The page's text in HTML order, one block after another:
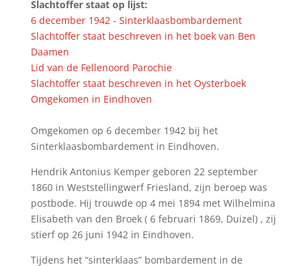
Slachtoffer staat op lijst:
6 december 1942 - Sinterklaasbombardement
Slachtoffer staat beschreven in het boek van Ben
Daamen
Lid van de Fellenoord Parochie
Slachtoffer staat beschreven in het Oysterboek
Omgekomen in Eindhoven
Omgekomen op 6 december 1942 bij het
Sinterklaasbombardement in Eindhoven.
Hendrik Antonius Kemper geboren 22 september
1860 in Weststellingwerf Friesland, zijn beroep was
postbode. Hij trouwde op 4 mei 1894 met Wilhelmina
Elisabeth van den Broek ( 6 februari 1869, Duizel) , zij
stierf op 26 juni 1942 in Eindhoven.
Tijdens het “sinterklaas” bombardement in de